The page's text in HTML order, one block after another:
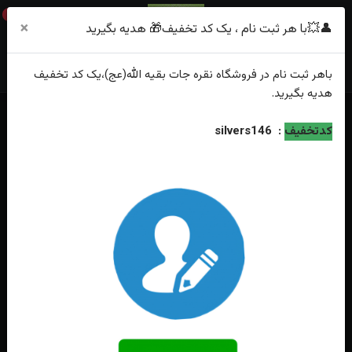
0
فقط محصولات موجود
دستبند نقره
محبوب‌ترین گران‌ترین ارزان‌ترین
👤💥با هر ثبت نام ، یک کد تخفیف🎁 هدیه بگیرید ×
باهر ثبت نام در فروشگاه نقره جات بقیه الله(عج)،یک کد تخفیف
هدیه بگیرید.
کدتخفیف :
silvers146